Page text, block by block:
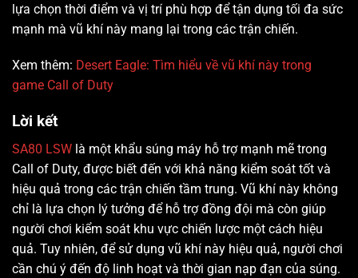
lựa chọn thời điểm và vị trí phù hợp để tận dụng tối đa sức
mạnh mà vũ khí này mang lại trong các trận chiến.
Xem thêm: Desert Eagle: Tìm hiểu về vũ khí này trong
game Call of Duty
Lời kết
SA80 LSW là một khẩu súng máy hỗ trợ mạnh mẽ trong
Call of Duty, được biết đến với khả năng kiểm soát tốt và
hiệu quả trong các trận chiến tầm trung. Vũ khí này không
chỉ là lựa chọn lý tưởng để hỗ trợ đồng đội mà còn giúp
người chơi kiểm soát khu vực chiến lược một cách hiệu
quả. Tuy nhiên, để sử dụng vũ khí này hiệu quả, người chơi
cần chú ý đến độ linh hoạt và thời gian nạp đạn của súng.